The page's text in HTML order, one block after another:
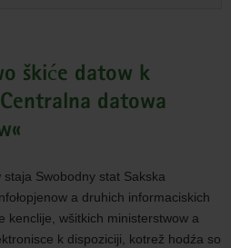
škiće datow k
datowa
Swobodny stat Sakska
a druhich informaciskich
kenclije, wšitkich ministerstwow a
k dispoziciji, kotrež hodźa so